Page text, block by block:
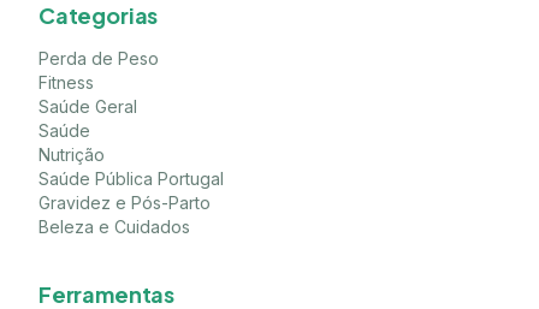
Categorias
Perda de Peso
Fitness
Saúde Geral
Saúde
Nutrição
Saúde Pública Portugal
Gravidez e Pós-Parto
Beleza e Cuidados
Ferramentas